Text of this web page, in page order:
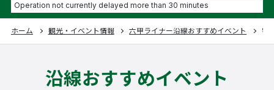
Operation not currently delayed more than 30 minutes
ホーム 観光・イベント情報 六甲ライナー沿線おすすめイベント 特
沿線おすすめイベント